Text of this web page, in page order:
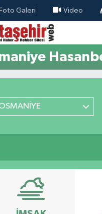
Foto Galeri Video